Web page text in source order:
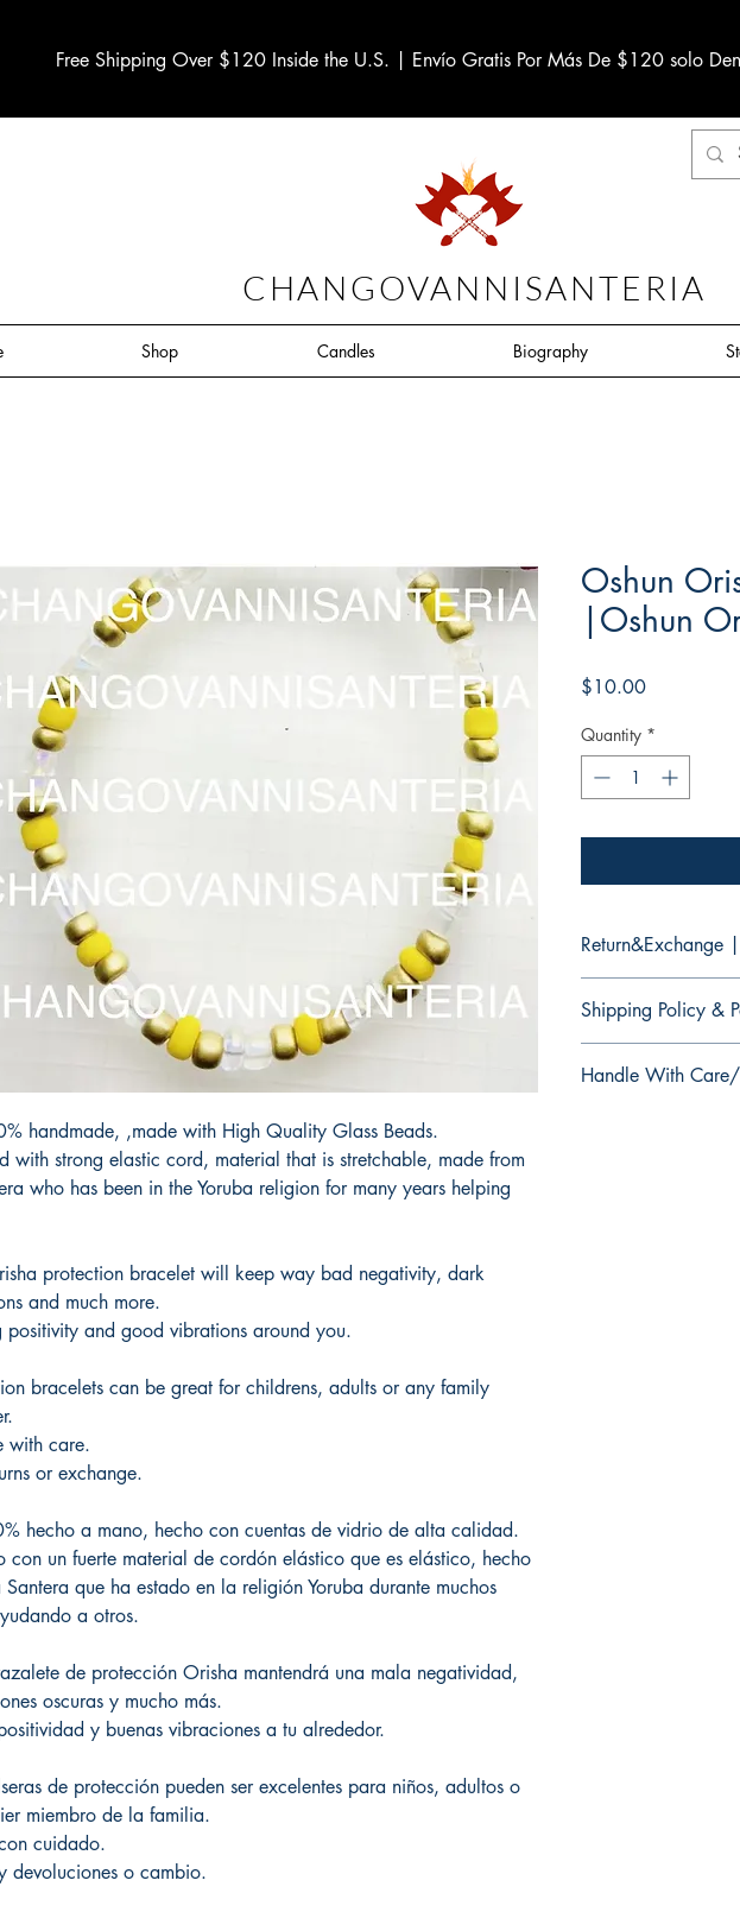
Free Shipping Over $120 Inside the U.S. | Envío Gratis Por Más De $120 solo
CHANGOVANNISANTERIA
Shop Candles Biography
handmade, ,made with High Quality Glass Beads.
with strong elastic cord, material that is stretchable, made from
who has been in the Yoruba religion for many years helping
protection bracelet will keep way bad negativity, dark
and much more.
positivity and good vibrations around you.
bracelets can be great for childrens, adults or any family
with care.
or exchange.
hecho a mano, hecho con cuentas de vidrio de alta calidad.
con un fuerte material de cordón elástico que es elástico, hecho
Santera que ha estado en la religión Yoruba durante muchos
a otros.
de protección Orisha mantendrá una mala negatividad,
oscuras y mucho más.
y buenas vibraciones a tu alrededor.
de protección pueden ser excelentes para niños, adultos o
miembro de la familia.
cuidado.
devoluciones o cambio.
Oshun
|Oshun
$10.00Price
Quantity *
Return&Exchange
No hay devoluciones
productos.
Shipping Policy &
products.
Handle With